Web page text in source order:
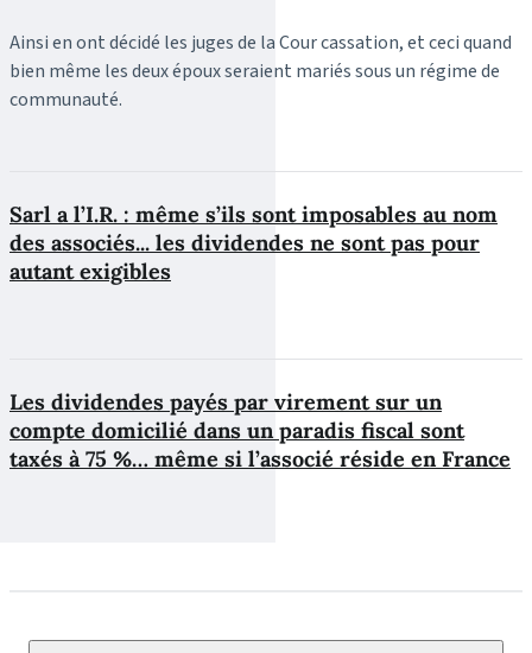
Ainsi en ont décidé les juges de la Cour cassation, et ceci quand
bien même les deux époux seraient mariés sous un régime de
communauté.
Sarl a l’I.R. : même s’ils sont imposables au nom
des associés... les dividendes ne sont pas pour
autant exigibles
Les dividendes payés par virement sur un
compte domicilié dans un paradis fiscal sont
taxés à 75 %… même si l’associé réside en France